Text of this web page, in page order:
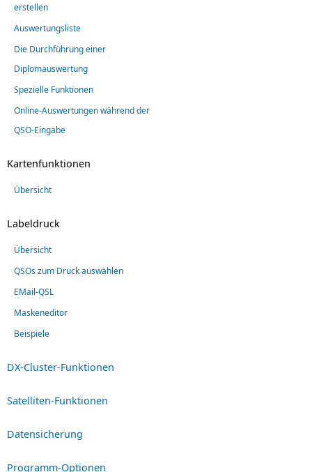
erstellen
Auswertungsliste
Die Durchführung einer
Diplomauswertung
Spezielle Funktionen
Online-Auswertungen während der
QSO-Eingabe
Kartenfunktionen
Übersicht
Labeldruck
Übersicht
QSOs zum Druck auswählen
EMail-QSL
Maskeneditor
Beispiele
DX-Cluster-Funktionen
Satelliten-Funktionen
Datensicherung
Programm-Optionen